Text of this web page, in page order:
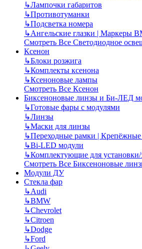
↳Лампочки габаритов
↳Противотуманки
↳Подсветка номера
↳Ангельские глазки | Маркеры
Смотреть Все Светодиодное
Ксенон
↳Блоки розжига
↳Комплекты ксенона
↳Ксеноновые лампы
Смотреть Все Ксенон
Биксеноновые линзы и Би-ЛЕД
↳Готовые фары с модулями
↳Линзы
↳Маски для линзы
↳Переходные рамки |
↳Bi-LED модули
↳Комплектующие для
Смотреть Все Биксеноновые
Модули ДУ
Стекла фар
↳Audi
↳BMW
↳Chevrolet
↳Citroen
↳Dodge
↳Ford